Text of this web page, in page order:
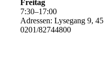
Freitag
7:30–17:00
Adressen: Lysegang 9,
0201/82744800